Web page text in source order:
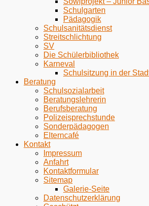
Schulgarten
Pädagogik
Schulsanitätsdienst
Streitschlichtung
SV
Die Schülerbibliothek
Karneval
Schulsitzung in der
Beratung
Schulsozialarbeit
Beratungslehrerin
Berufsberatung
Polizeisprechstunde
Sonderpädagogen
Elterncafé
Kontakt
Impressum
Anfahrt
Kontaktformular
Sitemap
Galerie-Seite
Datenschutzerklärung